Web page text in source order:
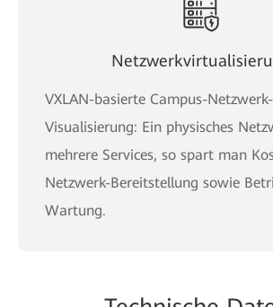
VXLAN-basierte Campus-Netzwerk-
Visualisierung: Ein physisches
mehrere Services, so spart man
Netzwerk-Bereitstellung sowie
Wartung.